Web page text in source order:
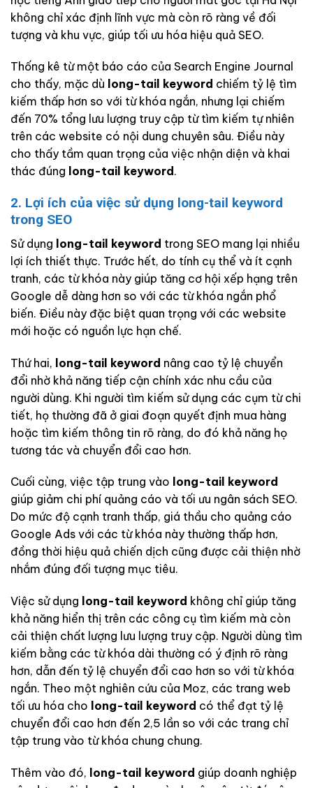
không chỉ xác định lĩnh vực mà còn rõ ràng về đối
tượng và khu vực, giúp tối ưu hóa hiệu quả SEO.
Thống kê từ một báo cáo của Search Engine Journal
cho thấy, mặc dù long-tail keyword chiếm tỷ lệ tìm
kiếm thấp hơn so với từ khóa ngắn, nhưng lại chiếm
đến 70% tổng lưu lượng truy cập từ tìm kiếm tự nhiên
trên các website có nội dung chuyên sâu. Điều này
cho thấy tầm quan trọng của việc nhận diện và khai
thác đúng long-tail keyword .
2. Lợi ích của việc sử dụng long-tail keyword
trong SEO
Sử dụng long-tail keyword trong SEO mang lại nhiều
lợi ích thiết thực. Trước hết, do tính cụ thể và ít cạnh
tranh, các từ khóa này giúp tăng cơ hội xếp hạng trên
Google dễ dàng hơn so với các từ khóa ngắn phổ
biến. Điều này đặc biệt quan trọng với các website
mới hoặc có nguồn lực hạn chế.
Thứ hai, long-tail keyword nâng cao tỷ lệ chuyển
đổi nhờ khả năng tiếp cận chính xác nhu cầu của
người dùng. Khi người tìm kiếm sử dụng các cụm từ chi
tiết, họ thường đã ở giai đoạn quyết định mua hàng
hoặc tìm kiếm thông tin rõ ràng, do đó khả năng họ
tương tác và chuyển đổi cao hơn.
Cuối cùng, việc tập trung vào long-tail keyword
giúp giảm chi phí quảng cáo và tối ưu ngân sách SEO.
Do mức độ cạnh tranh thấp, giá thầu cho quảng cáo
Google Ads với các từ khóa này thường thấp hơn,
đồng thời hiệu quả chiến dịch cũng được cải thiện nhờ
nhắm đúng đối tượng mục tiêu.
Việc sử dụng long-tail keyword không chỉ giúp tăng
khả năng hiển thị trên các công cụ tìm kiếm mà còn
cải thiện chất lượng lưu lượng truy cập. Người dùng tìm
kiếm bằng các từ khóa dài thường có ý định rõ ràng
hơn, dẫn đến tỷ lệ chuyển đổi cao hơn so với từ khóa
ngắn. Theo một nghiên cứu của Moz, các trang web
tối ưu hóa cho long-tail keyword có thể đạt tỷ lệ
chuyển đổi cao hơn đến 2,5 lần so với các trang chỉ
tập trung vào từ khóa chung chung.
Thêm vào đó, long-tail keyword giúp doanh nghiệp